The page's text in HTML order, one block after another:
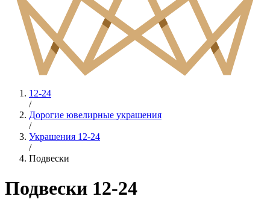
12-24
/
Дорогие ювелирные украшения
/
Украшения 12-24
/
Подвески
Подвески 12-24